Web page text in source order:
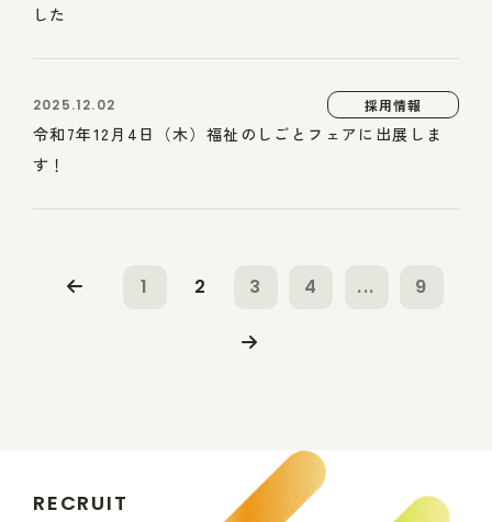
した
2025.12.02 採用情報
令和7年12月4日（木）福祉のしごとフェアに出展しま
す！
1 2 3 4 ... 9
RECRUIT